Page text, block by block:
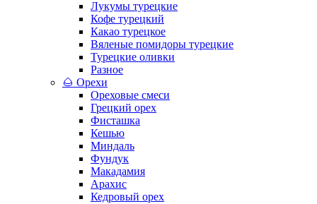
Лукумы турецкие
Кофе турецкий
Какао турецкое
Вяленые помидоры турецкие
Турецкие оливки
Разное
🌰 Орехи
Ореховые смеси
Грецкий орех
Фисташка
Кешью
Миндаль
Фундук
Макадамия
Арахис
Кедровый орех